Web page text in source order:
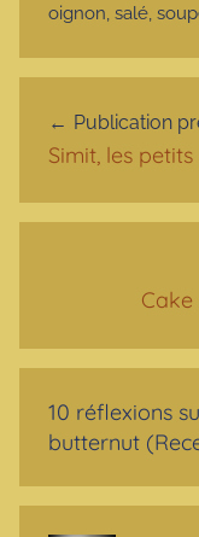
oignon, salé,
Publication
Simit, les
Cake
10 réflexions
butternut